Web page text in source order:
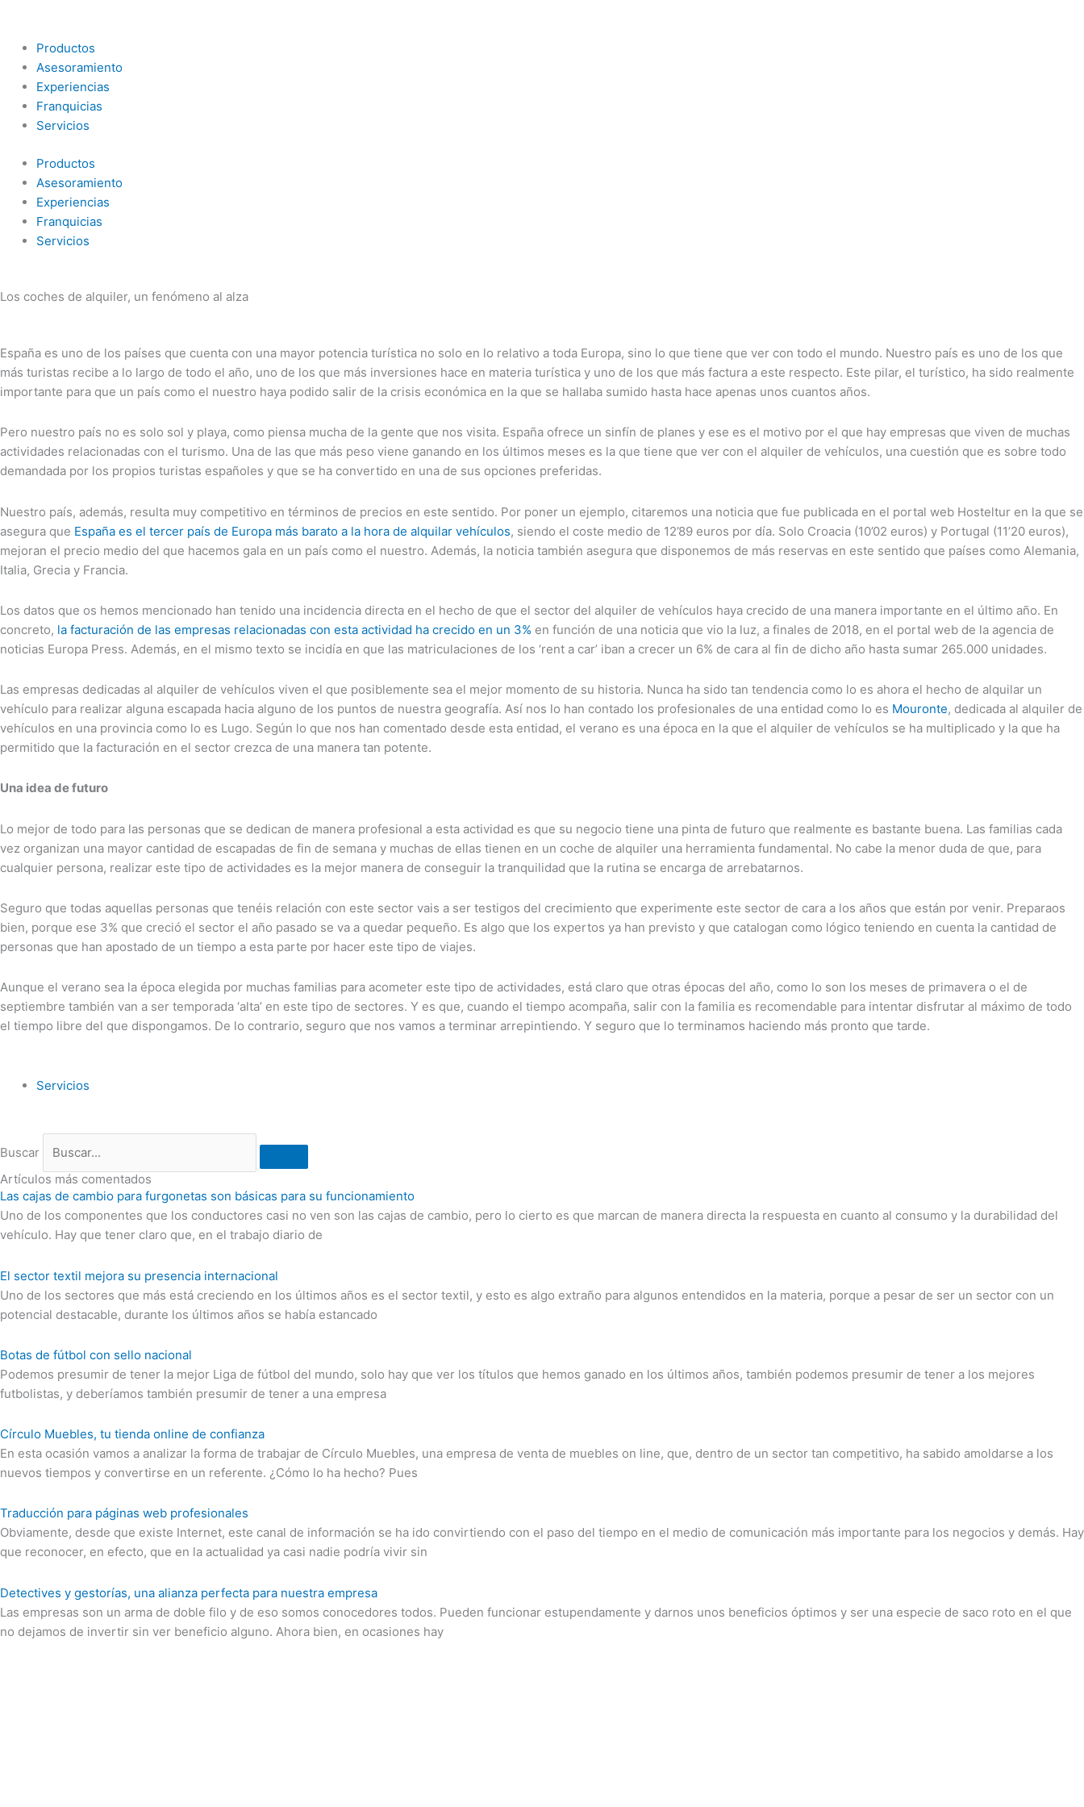
contenidoProductos
Asesoramiento
Experiencias
Franquicias
Servicios
Productos
Asesoramiento
Experiencias
Franquicias
Servicios
Los coches de alquiler, un fenómeno al alza
España es uno de los países que cuenta con una mayor potencia turística no solo en lo relativo a toda Europa, sino lo que tiene que ver con todo el mundo. Nuestro país es uno de los que
más turistas recibe a lo largo de todo el año, uno de los que más inversiones hace en materia turística y uno de los que más factura a este respecto. Este pilar, el turístico, ha sido realmente
importante para que un país como el nuestro haya podido salir de la crisis económica en la que se hallaba sumido hasta hace apenas unos cuantos años.
Pero nuestro país no es solo sol y playa, como piensa mucha de la gente que nos visita. España ofrece un sinfín de planes y ese es el motivo por el que hay empresas que viven de muchas
actividades relacionadas con el turismo. Una de las que más peso viene ganando en los últimos meses es la que tiene que ver con el alquiler de vehículos, una cuestión que es sobre todo
demandada por los propios turistas españoles y que se ha convertido en una de sus opciones preferidas.
Nuestro país, además, resulta muy competitivo en términos de precios en este sentido. Por poner un ejemplo, citaremos una noticia que fue publicada en el portal web Hosteltur en la que se
asegura que España es el tercer país de Europa más barato a la hora de alquilar vehículos, siendo el coste medio de 12’89 euros por día. Solo Croacia (10’02 euros) y Portugal (11’20 euros),
mejoran el precio medio del que hacemos gala en un país como el nuestro. Además, la noticia también asegura que disponemos de más reservas en este sentido que países como Alemania,
Italia, Grecia y Francia.
Los datos que os hemos mencionado han tenido una incidencia directa en el hecho de que el sector del alquiler de vehículos haya crecido de una manera importante en el último año. En
concreto, la facturación de las empresas relacionadas con esta actividad ha crecido en un 3% en función de una noticia que vio la luz, a finales de 2018, en el portal web de la agencia de
noticias Europa Press. Además, en el mismo texto se incidía en que las matriculaciones de los ‘rent a car’ iban a crecer un 6% de cara al fin de dicho año hasta sumar 265.000 unidades.
Las empresas dedicadas al alquiler de vehículos viven el que posiblemente sea el mejor momento de su historia. Nunca ha sido tan tendencia como lo es ahora el hecho de alquilar un
vehículo para realizar alguna escapada hacia alguno de los puntos de nuestra geografía. Así nos lo han contado los profesionales de una entidad como lo es Mouronte, dedicada al alquiler de
vehículos en una provincia como lo es Lugo. Según lo que nos han comentado desde esta entidad, el verano es una época en la que el alquiler de vehículos se ha multiplicado y la que ha
permitido que la facturación en el sector crezca de una manera tan potente.
Una idea de futuro
Lo mejor de todo para las personas que se dedican de manera profesional a esta actividad es que su negocio tiene una pinta de futuro que realmente es bastante buena. Las familias cada
vez organizan una mayor cantidad de escapadas de fin de semana y muchas de ellas tienen en un coche de alquiler una herramienta fundamental. No cabe la menor duda de que, para
cualquier persona, realizar este tipo de actividades es la mejor manera de conseguir la tranquilidad que la rutina se encarga de arrebatarnos.
Seguro que todas aquellas personas que tenéis relación con este sector vais a ser testigos del crecimiento que experimente este sector de cara a los años que están por venir. Preparaos
bien, porque ese 3% que creció el sector el año pasado se va a quedar pequeño. Es algo que los expertos ya han previsto y que catalogan como lógico teniendo en cuenta la cantidad de
personas que han apostado de un tiempo a esta parte por hacer este tipo de viajes.
Aunque el verano sea la época elegida por muchas familias para acometer este tipo de actividades, está claro que otras épocas del año, como lo son los meses de primavera o el de
septiembre también van a ser temporada ‘alta’ en este tipo de sectores. Y es que, cuando el tiempo acompaña, salir con la familia es recomendable para intentar disfrutar al máximo de todo
el tiempo libre del que dispongamos. De lo contrario, seguro que nos vamos a terminar arrepintiendo. Y seguro que lo terminamos haciendo más pronto que tarde.
Servicios
Buscar
Artículos más comentados
Las cajas de cambio para furgonetas son básicas para su funcionamiento
Uno de los componentes que los conductores casi no ven son las cajas de cambio, pero lo cierto es que marcan de manera directa la respuesta en cuanto al consumo y la durabilidad del
vehículo. Hay que tener claro que, en el trabajo diario de
El sector textil mejora su presencia internacional
Uno de los sectores que más está creciendo en los últimos años es el sector textil, y esto es algo extraño para algunos entendidos en la materia, porque a pesar de ser un sector con un
potencial destacable, durante los últimos años se había estancado
Botas de fútbol con sello nacional
Podemos presumir de tener la mejor Liga de fútbol del mundo, solo hay que ver los títulos que hemos ganado en los últimos años, también podemos presumir de tener a los mejores
futbolistas, y deberíamos también presumir de tener a una empresa
Círculo Muebles, tu tienda online de confianza
En esta ocasión vamos a analizar la forma de trabajar de Círculo Muebles, una empresa de venta de muebles on line, que, dentro de un sector tan competitivo, ha sabido amoldarse a los
nuevos tiempos y convertirse en un referente. ¿Cómo lo ha hecho? Pues
Traducción para páginas web profesionales
Obviamente, desde que existe Internet, este canal de información se ha ido convirtiendo con el paso del tiempo en el medio de comunicación más importante para los negocios y demás. Hay
que reconocer, en efecto, que en la actualidad ya casi nadie podría vivir sin
Detectives y gestorías, una alianza perfecta para nuestra empresa
Las empresas son un arma de doble filo y de eso somos conocedores todos. Pueden funcionar estupendamente y darnos unos beneficios óptimos y ser una especie de saco roto en el que
no dejamos de invertir sin ver beneficio alguno. Ahora bien, en ocasiones hay